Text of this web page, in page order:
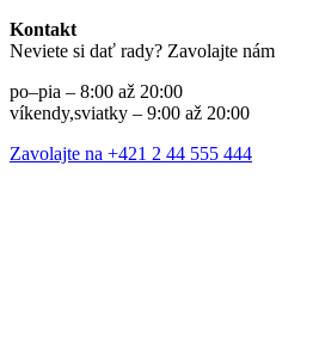
Kontakt
Neviete si dať rady? Zavolajte nám
po–pia – 8:00 až 20:00
víkendy,sviatky – 9:00 až 20:00
Zavolajte na +421 2 44 555 444